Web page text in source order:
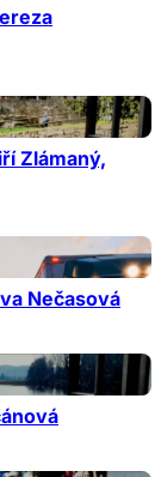
Zlámaný,
Nečasová